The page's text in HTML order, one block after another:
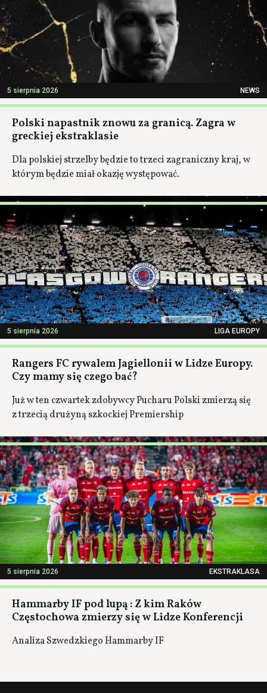
5 sierpnia 2026 NEWS
Polski napastnik znowu za granicą. Zagra w
greckiej ekstraklasie
Dla polskiej strzelby będzie to trzeci zagraniczny kraj, w
którym będzie miał okazję występować.
5 sierpnia 2026 LIGA EUROPY
Rangers FC rywalem Jagiellonii w Lidze Europy.
Czy mamy się czego bać?
Już w ten czwartek zdobywcy Pucharu Polski zmierzą się
z trzecią drużyną szkockiej Premiership
5 sierpnia 2026 EKSTRAKLASA
Hammarby IF pod lupą : Z kim Raków
Częstochowa zmierzy się w Lidze Konferencji
Analiza Szwedzkiego Hammarby IF